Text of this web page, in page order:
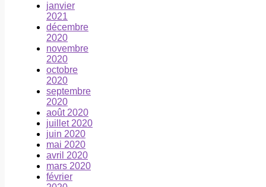
janvier
2021
décembre
2020
novembre
2020
octobre
2020
septembre
2020
août 2020
juillet 2020
juin 2020
mai 2020
avril 2020
mars 2020
février